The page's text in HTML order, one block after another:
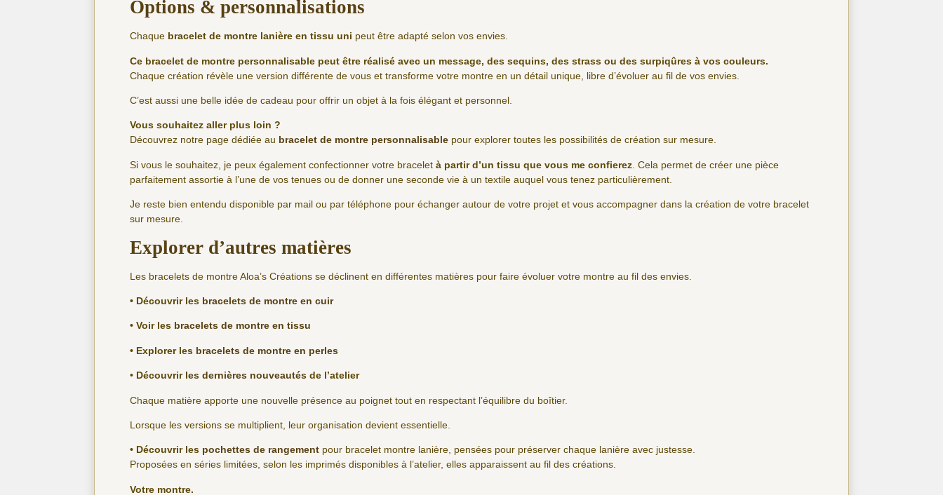
Options & personnalisations
Chaque bracelet de montre lanière en tissu uni peut être adapté selon vos envies.
Ce bracelet de montre personnalisable peut être réalisé avec un message, des sequins, des strass ou des surpiqûres à vos couleurs.
Chaque création révèle une version différente de vous et transforme votre montre en un détail unique, libre d’évoluer au fil de vos envies.
C’est aussi une belle idée de cadeau pour offrir un objet à la fois élégant et personnel.
Vous souhaitez aller plus loin ?
Découvrez notre page dédiée au bracelet de montre personnalisable pour explorer toutes les possibilités de création sur mesure.
Si vous le souhaitez, je peux également confectionner votre braceletà partir d’un tissu que vous me confierez . Cela permet de créer une pièce
parfaitement assortie à l’une de vos tenues ou de donner une seconde vie à un textile auquel vous tenez particulièrement.
Je reste bien entendu disponible par mail ou par téléphone pour échanger autour de votre projet et vous accompagner dans la création de votre bracelet
sur mesure.
Explorer d’autres matières
Les bracelets de montre Aloa’s Créations se déclinent en différentes matières pour faire évoluer votre montre au fil des envies.
• Découvrir les bracelets de montre en cuir
• Voir les bracelets de montre en tissu
• Explorer les bracelets de montre en perles
• Découvrir les dernières nouveautés de l’atelier
Chaque matière apporte une nouvelle présence au poignet tout en respectant l’équilibre du boîtier.
Lorsque les versions se multiplient, leur organisation devient essentielle.
• Découvrir les pochettes de rangement pour bracelet montre lanière, pensées pour préserver chaque lanière avec justesse.
Proposées en séries limitées, selon les imprimés disponibles à l’atelier, elles apparaissent au fil des créations.
Votre montre.